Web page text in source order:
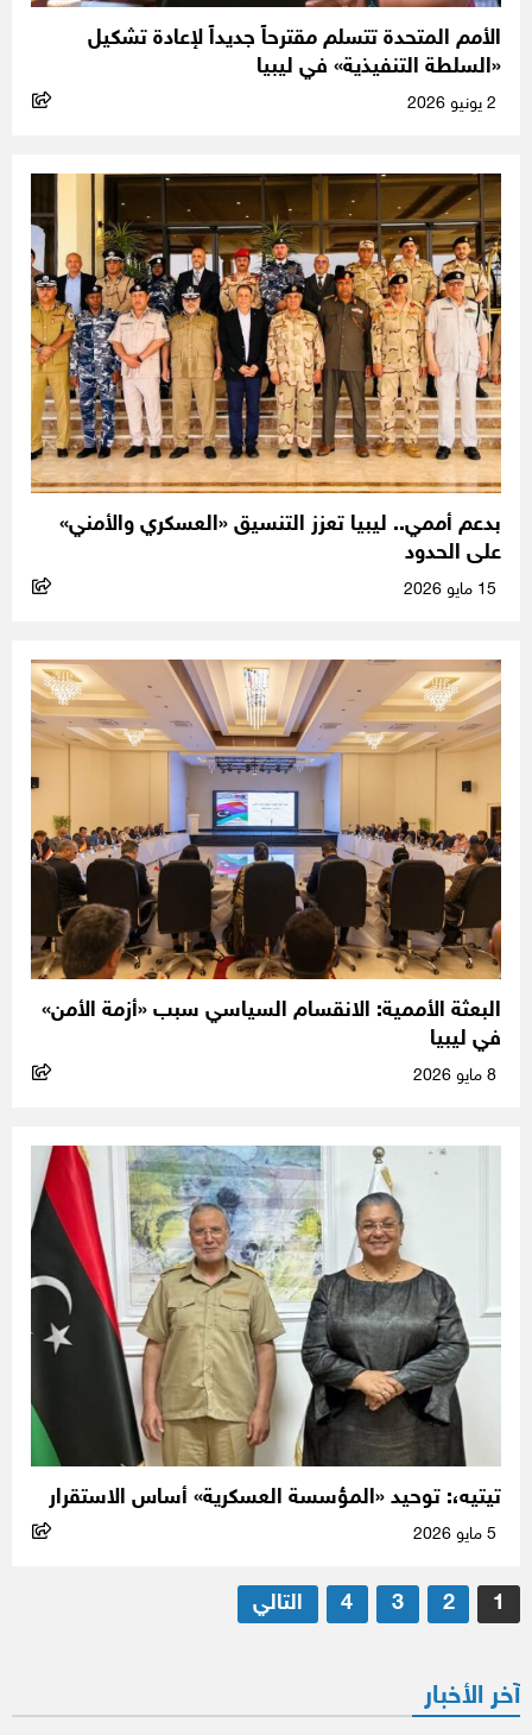
الأمم المتحدة تتسلم مقترحاً جديداً لإعادة تشكيل
«السلطة التنفيذية» في ليبيا
بدعم أممي.. ليبيا تعزز التنسيق «العسكري والأمني»
على الحدود
البعثة الأممية: الانقسام السياسي سبب «أزمة الأمن»
في ليبيا
تيتيه،: توحيد «المؤسسة العسكرية» أساس الاستقرار
تعدد
صفحات
1
2
3
4 التالي
آخر الأخبار